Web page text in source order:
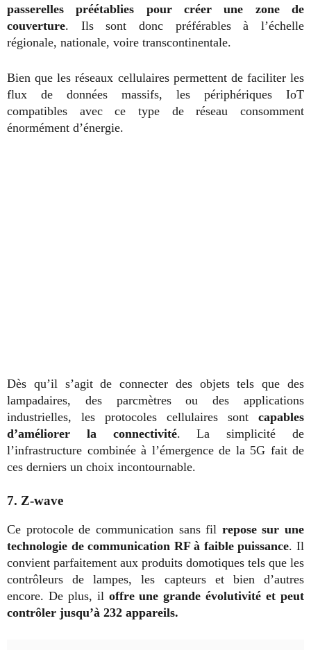
passerelles préétablies pour créer une zone de
couverture. Ils sont donc préférables à l’échelle
régionale, nationale, voire transcontinentale.
Bien que les réseaux cellulaires permettent de faciliter les
flux de données massifs, les périphériques IoT
compatibles avec ce type de réseau consomment
énormément d’énergie.
Dès qu’il s’agit de connecter des objets tels que des
lampadaires, des parcmètres ou des applications
industrielles, les protocoles cellulaires sont capables
d’améliorer la connectivité. La simplicité de
l’infrastructure combinée à l’émergence de la 5G fait de
ces derniers un choix incontournable.
7. Z-wave
Ce protocole de communication sans fil repose sur une
technologie de communication RF à faible puissance. Il
convient parfaitement aux produits domotiques tels que les
contrôleurs de lampes, les capteurs et bien d’autres
encore. De plus, il offre une grande évolutivité et peut
contrôler jusqu’à 232 appareils.